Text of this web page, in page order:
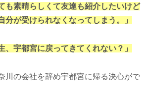
も素晴らしくて友達も紹介したいけど
分が受けられなくなってしまう。」
、宇都宮に戻ってきてくれない？」
川の会社を辞め宇都宮に帰る決心がで